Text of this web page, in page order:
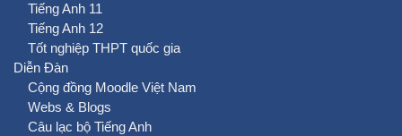
Tiếng Anh 11
Tiếng Anh 12
Tốt nghiệp THPT quốc gia
Diễn Đàn
Cộng đồng Moodle Việt Nam
Webs & Blogs
Câu lạc bộ Tiếng Anh